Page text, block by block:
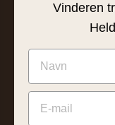
KUNDESERVICE
OM FREJA
Vinderen